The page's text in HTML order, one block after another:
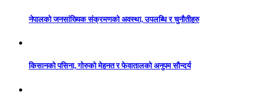
नेपालको जनसांख्यिक संक्रमणको अवस्था, उपलब्धि र चुनौतीहरु
किसानको पसिना, गोरुको मेहनत र फेवातालको अनुपम सौन्दर्य